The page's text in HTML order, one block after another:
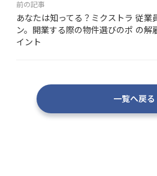
前の記事
あなたは知ってる？ミクストラ
ン。開業する際の物件選びのポ
イント
従業
の解
一覧へ戻る